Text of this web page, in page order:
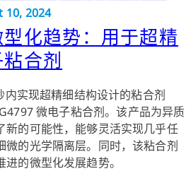
10, 2024
化趋势：用于超精
合剂
内实现超精细结构设计的粘合剂
微电子粘合剂。该产品为异质
新的可能性，能够灵活实现几乎任
微的光学隔离层。同时，该粘合剂
的微型化发展趋势。